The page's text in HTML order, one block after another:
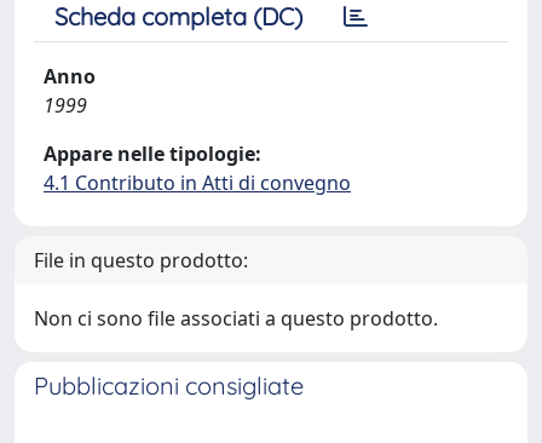
Scheda completa (DC)
Anno
1999
Appare nelle tipologie:
4.1 Contributo in Atti di convegno
File in questo prodotto:
Non ci sono file associati a questo prodotto.
Pubblicazioni consigliate